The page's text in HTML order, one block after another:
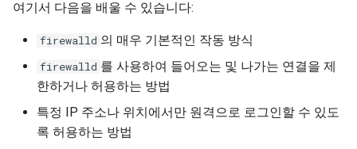
액세스 제한
최종 참고 사항
결론
Conclusions
Part 5.3 Squid
Part 7. High availability
Lab 11: Provisioning Pod
Lab 12: Smoke Test
Systemd 서비스 - Python 스
크립트
Test CPU compatibility
8.6 출시
8.5 버전
여기서 다음을 배울 수 있습니다:
firewalld 의 매우 기본적인 작동 방식
firewalld 를 사용하여 들어오는 및 나가는 연결을 제
한하거나 허용하는 방법
특정 IP 주소나 위치에서만 원격으로 로그인할 수 있도
록 허용하는 방법